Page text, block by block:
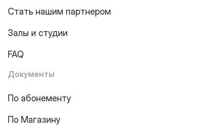
Стать нашим партнером
Залы и студии
FAQ
Документы
По абонементу
По Магазину